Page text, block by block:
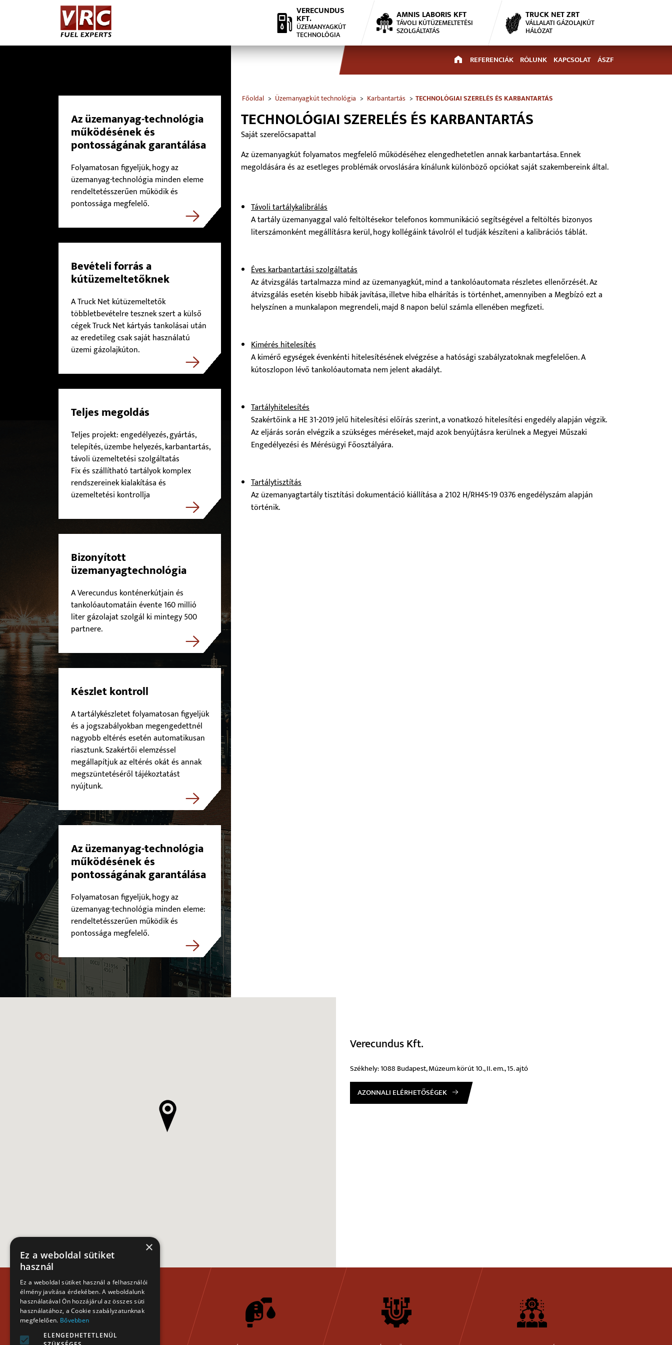
VERECUNDUS
KFT.
ÜZEMANYAGKÚT
TECHNOLÓGIA
AMNIS LABORIS KFT
TÁVOLI KÚTÜZEMELTETÉSI
SZOLGÁLTATÁS
TRUCK NET ZRT
VÁLLALATI GÁZOLAJKÚT
HÁLÓZAT
REFERENCIÁK RÓLUNK KAPCSOLAT ÁSZF
Az üzemanyag-technológia
működésének és
pontosságának garantálása
Folyamatosan figyeljük, hogy az
üzemanyag-technológia minden eleme
rendeltetésszerűen működik és
pontossága megfelelő.
Bevételi forrás a
kútüzemeltetőknek
A Truck Net kútüzemeltetők
többletbevételre tesznek szert a külső
cégek Truck Net kártyás tankolásai után
az eredetileg csak saját használatú
üzemi gázolajkúton.
Teljes megoldás
Teljes projekt: engedélyezés, gyártás,
telepítés, üzembe helyezés, karbantartás,
távoli üzemeltetési szolgáltatás
Fix és szállítható tartályok komplex
rendszereinek kialakítása és
üzemeltetési kontrollja
Bizonyított
üzemanyagtechnológia
A Verecundus konténerkútjain és
tankolóautomatáin évente 160 millió
liter gázolajat szolgál ki mintegy 500
partnere.
Készlet kontroll
A tartálykészletet folyamatosan figyeljük
és a jogszabályokban megengedettnél
nagyobb eltérés esetén automatikusan
riasztunk. Szakértői elemzéssel
megállapítjuk az eltérés okát és annak
megszüntetéséről tájékoztatást
nyújtunk.
Az üzemanyag-technológia
működésének és
pontosságának garantálása
Folyamatosan figyeljük, hogy az
üzemanyag-technológia minden eleme:
rendeltetésszerűen működik és
pontossága megfelelő.
Főoldal Üzemanyagkút technológia Karbantartás TECHNOLÓGIAI SZERELÉS ÉS KARBANTARTÁS
TECHNOLÓGIAI SZERELÉS ÉS KARBANTARTÁS
Saját szerelőcsapattal
Az üzemanyagkút folyamatos megfelelő működéséhez elengedhetetlen annak karbantartása. Ennek
megoldására és az esetleges problémák orvoslására kínálunk különböző opciókat saját szakembereink által.
Távoli tartálykalibrálás
A tartály üzemanyaggal való feltöltésekor telefonos kommunikáció segítségével a feltöltés bizonyos
literszámonként megállításra kerül, hogy kollégáink távolról el tudják készíteni a kalibrációs táblát.
Éves karbantartási szolgáltatás
Az átvizsgálás tartalmazza mind az üzemanyagkút, mind a tankolóautomata részletes ellenőrzését. Az
átvizsgálás esetén kisebb hibák javítása, illetve hiba elhárítás is történhet, amennyiben a Megbízó ezt a
helyszínen a munkalapon megrendeli, majd 8 napon belül számla ellenében megfizeti.
Kimérés hitelesítés
A kimérő egységek évenkénti hitelesítésének elvégzése a hatósági szabályzatoknak megfelelően. A
kútoszlopon lévő tankolóautomata nem jelent akadályt.
Tartályhitelesítés
Szakértőink a HE 31-2019 jelű hitelesítési előírás szerint, a vonatkozó hitelesítési engedély alapján végzik.
Az eljárás során elvégzik a szükséges méréseket, majd azok benyújtásra kerülnek a Megyei Műszaki
Engedélyezési és Mérésügyi Főosztályára.
Tartálytisztítás
Az üzemanyagtartály tisztítási dokumentáció kiállítása a 2102 H/RH4S-19 0376 engedélyszám alapján
történik.
Verecundus Kft.
Székhely: 1088 Budapest, Múzeum körút 10., II. em., 15. ajtó
AZONNALI ELÉRHETŐSÉGEK
×
Ez a weboldal sütiket
használ
Ez a weboldal sütiket használ a felhasználói
élmény javítása érdekében. A weboldalunk
használatával Ön hozzájárul az összes süti
használatához, a Cookie szabályzatunknak
megfelelően. Bővebben
ELENGEDHETETLENÜL